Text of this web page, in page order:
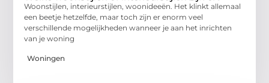
Woonstijlen, interieurstijlen, woonideeën. Het klinkt allemaal
een beetje hetzelfde, maar toch zijn er enorm veel
verschillende mogelijkheden wanneer je aan het inrichten
van je woning
Woningen